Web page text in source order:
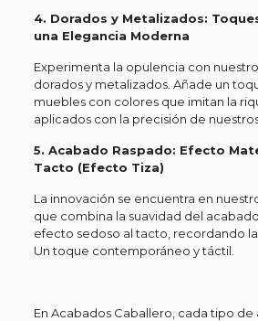
4. Dorados y Metalizados:
una Elegancia Moderna
Experimenta la opulencia con
dorados y metalizados. Añade un
muebles con colores que imitan la
aplicados con la precisión de
5. Acabado Raspado: Efecto
Tacto (Efecto Tiza)
La innovación se encuentra en
que combina la suavidad del
efecto sedoso al tacto, recordando la
Un toque contemporáneo y táctil.
En Acabados Caballero, cada tipo de